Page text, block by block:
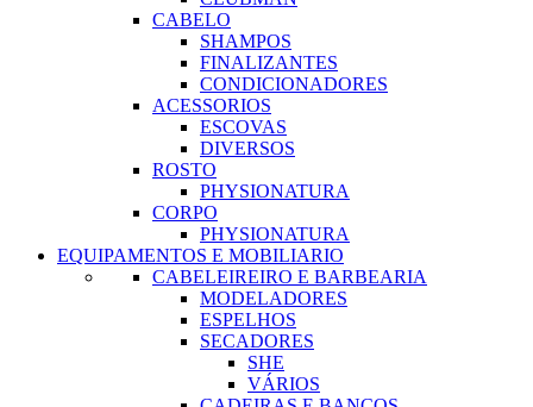
CABELO
SHAMPOS
FINALIZANTES
CONDICIONADORES
ACESSORIOS
ESCOVAS
DIVERSOS
ROSTO
PHYSIONATURA
CORPO
PHYSIONATURA
EQUIPAMENTOS E MOBILIARIO
CABELEIREIRO E BARBEARIA
MODELADORES
ESPELHOS
SECADORES
SHE
VÁRIOS